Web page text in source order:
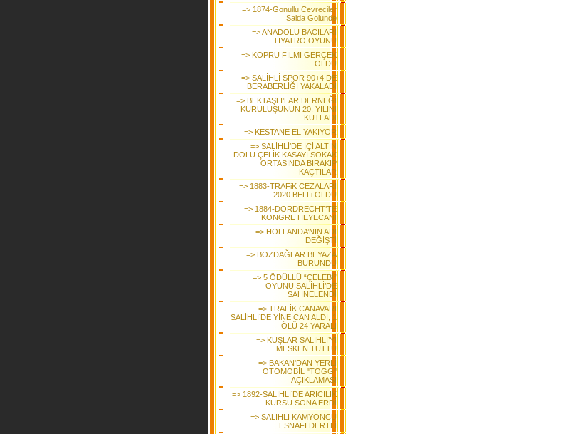
=> 1874-Gonullu Cevreciler
Salda Golunde
=> ANADOLU BACILARI
TIYATRO OYUNU
=> KÖPRÜ FİLMİ GERÇEK
OLDU
=> SALİHLİ SPOR 90+4 DE
BERABERLİĞİ YAKALADI
=> BEKTAŞLI’LAR DERNEĞİ
KURULUŞUNUN 20. YILINI
KUTLADI
=> KESTANE EL YAKIYOR
=> SALİHLİ’DE İÇİ ALTIN
DOLU ÇELİK KASAYI SOKAK
ORTASINDA BIRAKIP
KAÇTILAR
=> 1883-TRAFiK CEZALARI
2020 BELLi OLDU
=> 1884-DORDRECHT’TE
KONGRE HEYECANI
=> HOLLANDA’NIN ADI
DEĞİŞTİ
=> BOZDAĞLAR BEYAZA
BÜRÜNDÜ
=> 5 ÖDÜLLÜ “ÇELEBİ”
OYUNU SALİHLİ’DE
SAHNELENDİ
=> TRAFİK CANAVARI
SALİHLİ’DE YİNE CAN ALDI, 1
ÖLÜ 24 YARALI
=> KUŞLAR SALİHLİ’Yİ
MESKEN TUTTU
=> BAKAN'DAN YERLİ
OTOMOBİL "TOGG"
AÇIKLAMASI
=> 1892-SALİHLİ’DE ARICILIK
KURSU SONA ERDİ
=> SALİHLİ KAMYONCU
ESNAFI DERTLİ